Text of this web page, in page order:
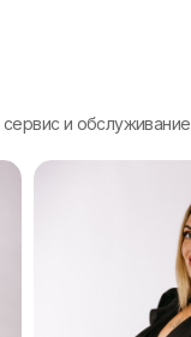
и обслуживание